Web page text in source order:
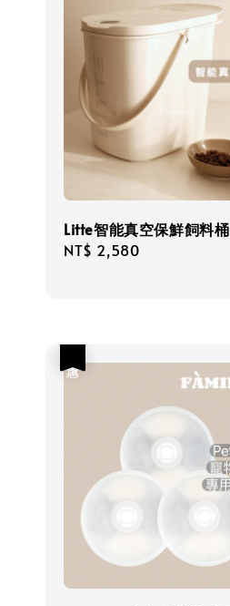
Litte智能真空保鮮飼料桶
Regular
NT$ 2,580